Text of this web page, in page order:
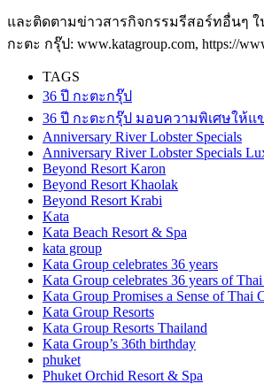
และติดตามข่าวสารกิจกรรมรีสอร์ทอื่นๆ ใ
กะตะ กรุ๊ป: www.katagroup.com, https://
TAGS
36 ปี กะตะกรุ๊ป
36 ปี กะตะกรุ๊ป มอบความพิเศษให้แ
Anniversary River Lobster Specials
Anniversary River Lobster Specials
Beyond Resort Karon
Beyond Resort Khaolak
Beyond Resort Krabi
Kata
Kata Beach Resort & Spa
kata group
Kata Group celebrates 36 years
Kata Group celebrates 36 years of Thai
Kata Group Promises a Sense of Thai
Kata Group Resorts
Kata Group Resorts Thailand
Kata Group’s 36th birthday
phuket
Phuket Orchid Resort & Spa